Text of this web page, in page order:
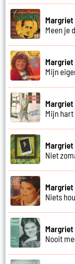
Margriet
Meen je
Margriet
Mijn
Margriet
Mijn
Margriet
Niet
Margriet
Niets
Margriet
Nooit